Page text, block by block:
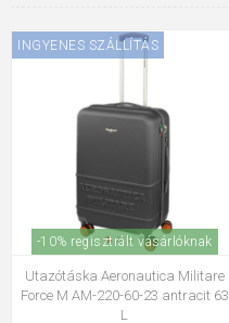
INGYENES SZÁLLÍTÁS
-10% regisztrált vásárlóknak
Utazótáska Aeronautica Militare
Force M AM-220-60-23 antracit 63
L